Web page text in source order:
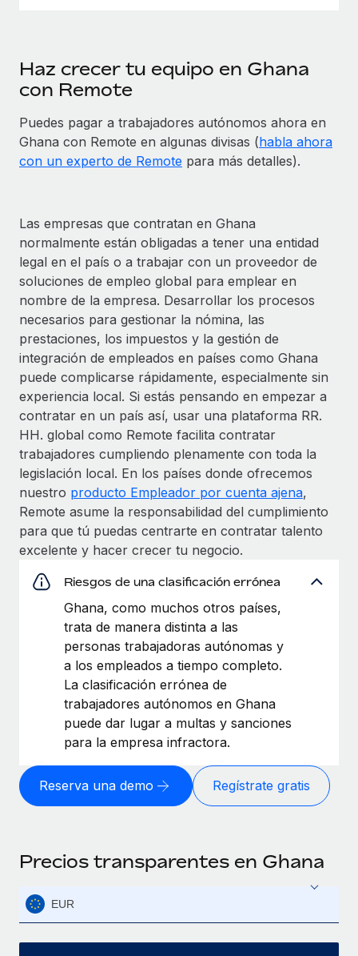
Haz crecer tu equipo en Ghana
con Remote
Puedes pagar a trabajadores autónomos ahora en
Ghana con Remote en algunas divisas (habla ahora
con un experto de Remote para más detalles).
Las empresas que contratan en Ghana
normalmente están obligadas a tener una entidad
legal en el país o a trabajar con un proveedor de
soluciones de empleo global para emplear en
nombre de la empresa. Desarrollar los procesos
necesarios para gestionar la nómina, las
prestaciones, los impuestos y la gestión de
integración de empleados en países como Ghana
puede complicarse rápidamente, especialmente sin
experiencia local. Si estás pensando en empezar a
contratar en un país así, usar una plataforma RR.
HH. global como Remote facilita contratar
trabajadores cumpliendo plenamente con toda la
legislación local. En los países donde ofrecemos
nuestro producto Empleador por cuenta ajena,
Remote asume la responsabilidad del cumplimiento
para que tú puedas centrarte en contratar talento
excelente y hacer crecer tu negocio.
Riesgos de una clasificación errónea
Ghana, como muchos otros países,
trata de manera distinta a las
personas trabajadoras autónomas y
a los empleados a tiempo completo.
La clasificación errónea de
trabajadores autónomos en Ghana
puede dar lugar a multas y sanciones
para la empresa infractora.
Reserva una demo Regístrate gratis
Precios transparentes en Ghana
EUR